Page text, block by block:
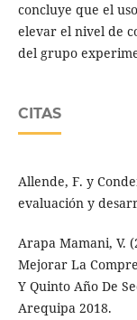
concluye que el
elevar el nivel de
del grupo
CITAS
Allende, F. y
evaluación y
Arapa Mamani, V.
Mejorar La
Y Quinto Año De
Arequipa 2018.